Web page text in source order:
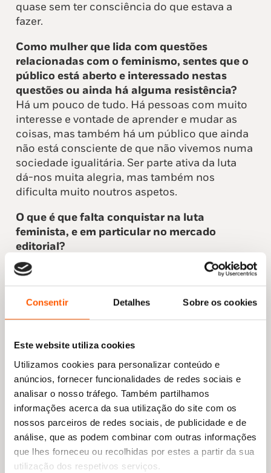
Consentir Detalhes Sobre os cookies
Este website utiliza cookies
Utilizamos cookies para personalizar conteúdo e
anúncios, fornecer funcionalidades de redes sociais e
analisar o nosso tráfego. Também partilhamos
informações acerca da sua utilização do site com os
nossos parceiros de redes sociais, de publicidade e de
análise, que as podem combinar com outras informações
que lhes forneceu ou recolhidas por estes a partir da sua
utilização dos respetivos serviços.
quase sem ter consciência do que estava a
fazer.
Como mulher que lida com questões
relacionadas com o feminismo, sentes que o
público está aberto e interessado nestas
questões ou ainda há alguma resistência?
Há um pouco de tudo. Há pessoas com muito
interesse e vontade de aprender e mudar as
coisas, mas também há um público que ainda
não está consciente de que não vivemos numa
sociedade igualitária. Ser parte ativa da luta
dá-nos muita alegria, mas também nos
dificulta muito noutros aspetos.
O que é que falta conquistar na luta
feminista, e em particular no mercado
editorial?
Ufa, ainda há tanto a ser feito que é difícil
enumerar. No que diz respeito ao setor
editorial, por exemplo, ainda temos de nos
livrar do rótulo da feminilidade para sermos
consideradas universais. Os homens devem
feito até agora.
O que diria o teu “eu” mais jovem sobre o
trabalho que produzes e o que já alcançaste?
Passava-se!! [risos] Nunca teria imaginado
chegar onde cheguei.